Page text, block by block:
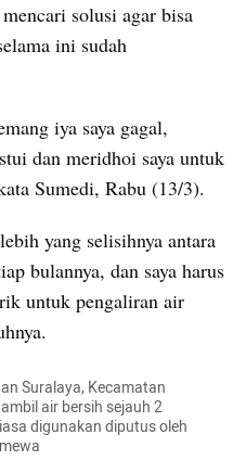
solusi agar bisa
ini sudah
iya saya gagal,
dan meridhoi saya untuk
Sumedi, Rabu (13/3).
yang selisihnya antara
bulannya, dan saya harus
untuk pengaliran air
Suralaya, Kecamatan
air bersih sejauh 2
digunakan diputus oleh